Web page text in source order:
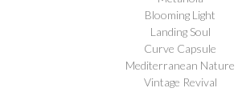
Blooming Light
Landing Soul
Curve Capsule
Mediterranean Nature
Vintage Revival